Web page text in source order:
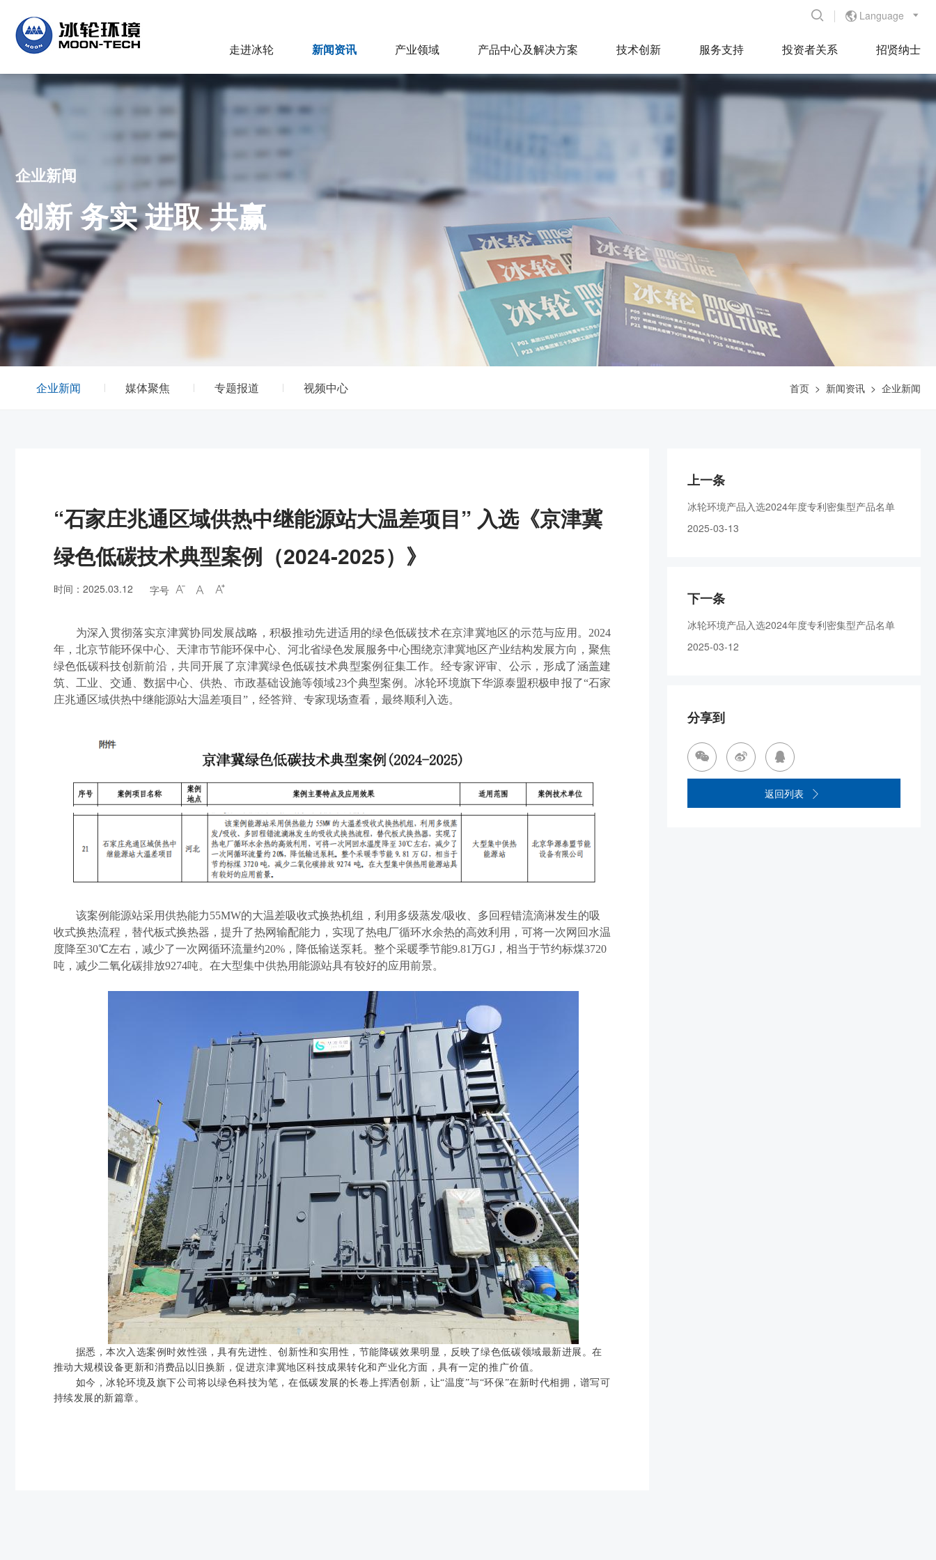
Language 

走进冰轮 新闻资讯 产业领域 产品中心及解决方案 技术创新 服务支持 投资者关系 招贤纳士
企业新闻
创新 务实 进取 共赢
企业新闻 媒体聚焦 专题报道 视频中心 首页 > 新闻资讯 > 企业新闻
“石家庄兆通区域供热中继能源站大温差项目” 入选《京津冀
绿色低碳技术典型案例（2024-2025）》
时间：2025.03.12 字号   
为深入贯彻落实京津冀协同发展战略，积极推动先进适用的绿色低碳技术在京津冀地区的示范与应用。 2024
年，北京节能环保中心、天津市节能环保中心、河北省绿色发展服务中心围绕京津冀地区产业结构发展方向，聚焦
绿色低碳科技创新前沿，共同开展了京津冀绿色低碳技术典型案例征集工作。经专家评审、公示，形成了涵盖建
筑、工业、交通、数据中心、供热、市政基础设施等领域23个典型案例。冰轮环境旗下华源泰盟积极申报了“石家
庄兆通区域供热中继能源站大温差项目”，经答辩、专家现场查看，最终顺利入选。
该案例能源站采用供热能力55MW的大温差吸收式换热机组，利用多级蒸发/吸收、多回程错流滴淋发生的吸
收式换热流程，替代板式换热器，提升了热网输配能力，实现了热电厂循环水余热的高效利用，可将一次网回水温
度降至30℃左右，减少了一次网循环流量约20%，降低输送泵耗。整个采暖季节能9.81万GJ，相当于节约标煤3720
吨，减少二氧化碳排放9274吨。在大型集中供热用能源站具有较好的应用前景。
据悉，本次入选案例时效性强，具有先进性、创新性和实用性，节能降碳效果明显，反映了绿色低碳领域最新进展。在
推动大规模设备更新和消费品以旧换新，促进京津冀地区科技成果转化和产业化方面，具有一定的推广价值。
如今，冰轮环境及旗下公司将以绿色科技为笔，在低碳发展的长卷上挥洒创新，让“温度”与“环保”在新时代相拥，谱写可
持续发展的新篇章。
上一条
冰轮环境产品入选2024年度专利密集型产品名单
2025-03-13
下一条
冰轮环境产品入选2024年度专利密集型产品名单
2025-03-12
分享到
  
返回列表 